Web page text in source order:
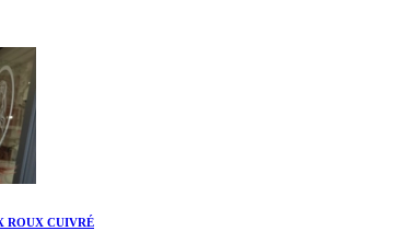
ROUX CUIVRÉ